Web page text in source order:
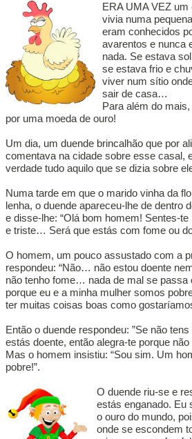
ERA UMA VEZ
vivia numa
eram conhecidos
avarentos e nunca
nada. Se estava
se estava frio e
viver num sítio
sair de casa…
Para além do
por uma moeda de ouro!
Um dia, um duende brincalhão que por
comentava na cidade sobre esse casal,
verdade tudo aquilo que se dizia sobre
Numa tarde em que o marido vinha da
lenha, o duende apareceu-lhe de dentro
e disse-lhe: “Olá bom homem! Sentes-
e triste… Será que estás com fome ou
O homem, um pouco assustado com a
respondeu: “Não… não estou doente
não tenho fome… nada de mal se passa
porque eu e a minha mulher somos
ter muitas coisas boas como
Então o duende respondeu: ”Se não
estás doente, então alegra-te porque não
Mas o homem insistiu: “Sou sim. Um
pobre!”.
O duende riu-se e
estás enganado. Eu
o ouro do mundo,
onde se escondem